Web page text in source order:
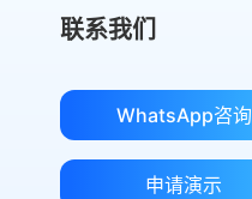
联系我们
WhatsApp咨询
申请演示